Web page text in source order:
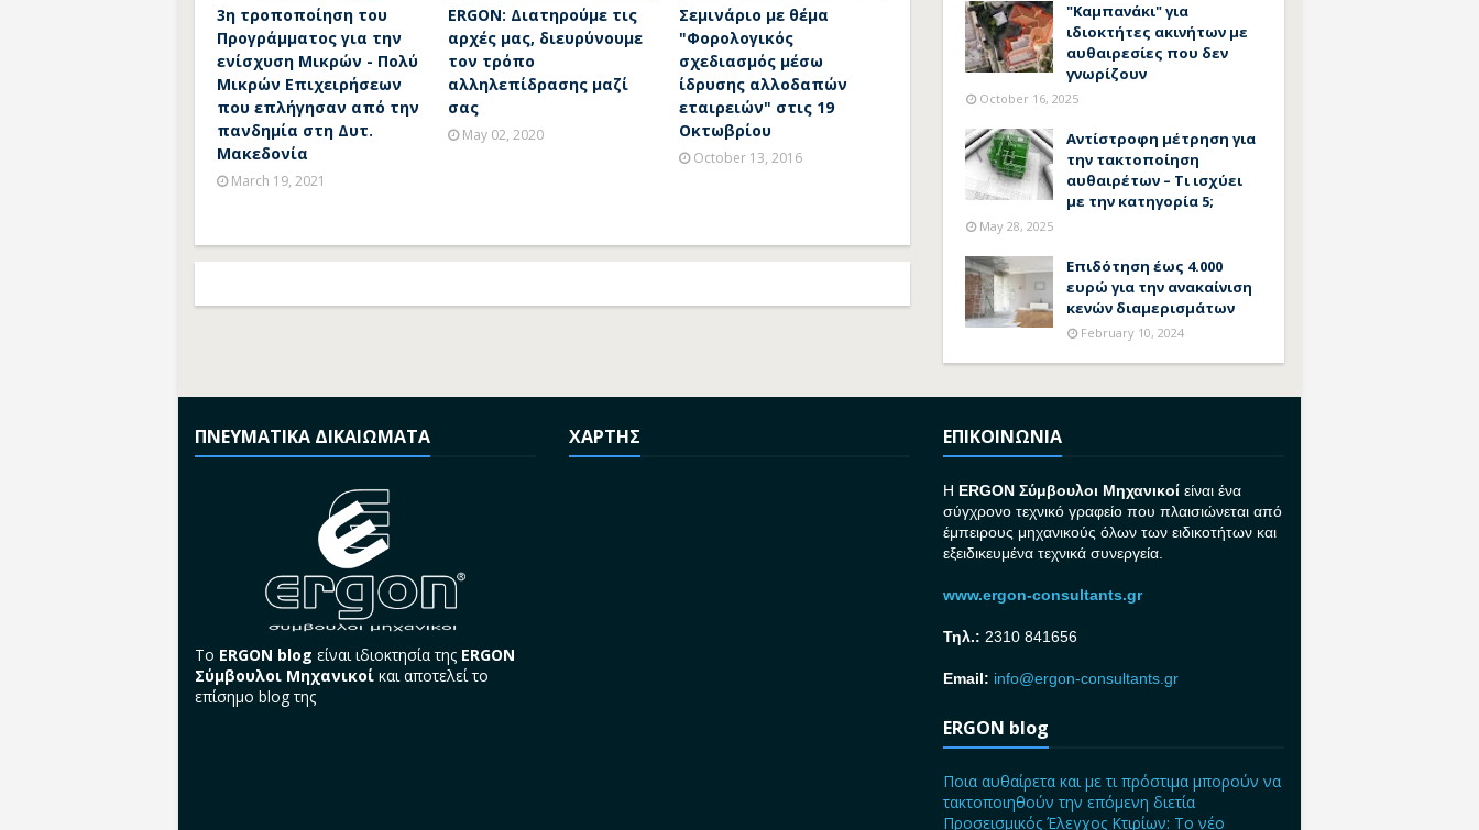
3η τροποποίηση του
Προγράμματος για την
ενίσχυση Μικρών - Πολύ
Μικρών Επιχειρήσεων
που επλήγησαν από την
πανδημία στη Δυτ.
Μακεδονία
March 19, 2021
ERGON: Διατηρούμε τις
αρχές μας, διευρύνουμε
τον τρόπο
αλληλεπίδρασης μαζί
σας
May 02, 2020
Σεμινάριο με θέμα
"Φορολογικός
σχεδιασμός μέσω
ίδρυσης αλλοδαπών
εταιρειών" στις 19
Οκτωβρίου
October 13, 2016
"Καμπανάκι" για
ιδιοκτήτες ακινήτων με
αυθαιρεσίες που δεν
γνωρίζουν
October 16, 2025
Αντίστροφη μέτρηση για
την τακτοποίηση
αυθαιρέτων – Τι ισχύει
με την κατηγορία 5;
May 28, 2025
Επιδότηση έως 4.000
ευρώ για την ανακαίνιση
κενών διαμερισμάτων
February 10, 2024
ΠΝΕΥΜΑΤΙΚΑ ΔΙΚΑΙΩΜΑΤΑ
Το ERGON blog είναι ιδιοκτησία της ERGON
Σύμβουλοι Μηχανικοί και αποτελεί το
επίσημο blog της
ΧΑΡΤΗΣ ΕΠΙΚΟΙΝΩΝΙΑ
H ERGON Σύμβουλοι Μηχανικοί είναι ένα
σύγχρονο τεχνικό γραφείο που πλαισιώνεται από
έμπειρους μηχανικούς όλων των ειδικοτήτων και
εξειδικευμένα τεχνικά συνεργεία.
www.ergon-consultants.gr
Τηλ.: 2310 841656
Email: info@ergon-consultants.gr
ERGON blog
Ποια αυθαίρετα και με τι πρόστιμα μπορούν να
τακτοποιηθούν την επόμενη διετία
Προσεισμικός Έλεγχος Κτιρίων: Το νέο